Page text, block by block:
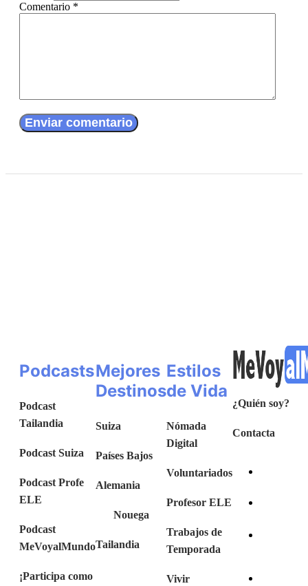
Comentario *
Podcasts
Podcast
Tailandia
Podcast Suiza
Podcast Profe
ELE
Podcast
MeVoyalMundo
¡Participa como
Mejores
Destinos
Suiza
Países Bajos
Alemania
Nouega
Tailandia
Estilos
de Vida
Nómada
Digital
Voluntariados
Profesor ELE
Trabajos de
Temporada
Vivir
¿Quién soy?
Contacta